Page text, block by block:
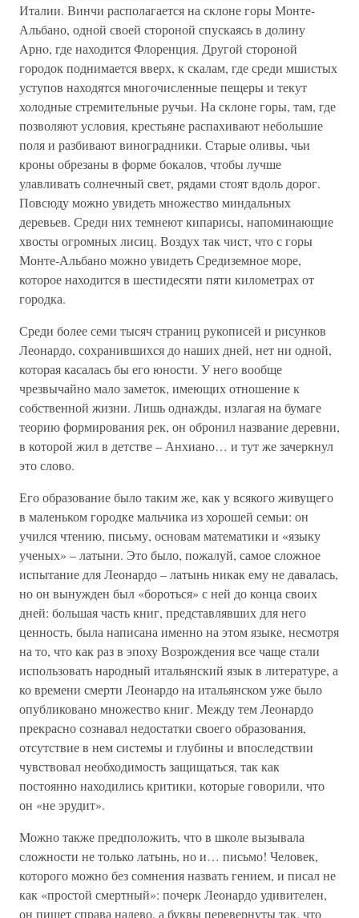
Италии. Винчи располагается на склоне горы Монте-
Альбано, одной своей стороной спускаясь в долину
Aрнo, где находится Флоренция. Другой стороной
городок поднимается вверх, к скалам, где среди мшистых
уступов находятся многочисленные пещеры и текут
холодные стремительные ручьи. На склоне горы, там, где
позволяют условия, крестьяне распахивают небольшие
поля и разбивают виноградники. Старые оливы, чьи
кроны обрезаны в форме бокалов, чтобы лучше
улавливать солнечный свет, рядами стоят вдоль дорог.
Повсюду можно увидеть множество миндальных
деревьев. Среди них темнеют кипарисы, напоминающие
хвосты огромных лисиц. Воздух так чист, что с горы
Монте-Альбано можно увидеть Средиземное море,
которое находится в шестидесяти пяти километрах от
городка.
Среди более семи тысяч страниц рукописей и рисунков
Леонардо, сохранившихся до наших дней, нет ни одной,
которая касалась бы его юности. У него вообще
чрезвычайно мало заметок, имеющих отношение к
собственной жизни. Лишь однажды, излагая на бумаге
теорию формирования рек, он обронил название деревни,
в которой жил в детстве – Анхиано… и тут же зачеркнул
это слово.
Его образование было таким же, как у всякого живущего
в маленьком городке мальчика из хорошей семьи: он
учился чтению, письму, основам математики и «языку
ученых» – латыни. Это было, пожалуй, самое сложное
испытание для Леонардо – латынь никак ему не давалась,
но он вынужден был «бороться» с ней до конца своих
дней: большая часть книг, представлявших для него
ценность, была написана именно на этом языке, несмотря
на то, что как раз в эпоху Возрождения все чаще стали
использовать народный итальянский язык в литературе, а
ко времени смерти Леонардо на итальянском уже было
опубликовано множество книг. Между тем Леонардо
прекрасно сознавал недостатки своего образования,
отсутствие в нем системы и глубины и впоследствии
чувствовал необходимость защищаться, так как
постоянно находились критики, которые говорили, что
он «не эрудит».
Можно также предположить, что в школе вызывала
сложности не только латынь, но и… письмо! Человек,
которого можно без сомнения назвать гением, и писал не
как «простой смертный»: почерк Леонардо удивителен,
он пишет справа налево, а буквы перевернуты так, что